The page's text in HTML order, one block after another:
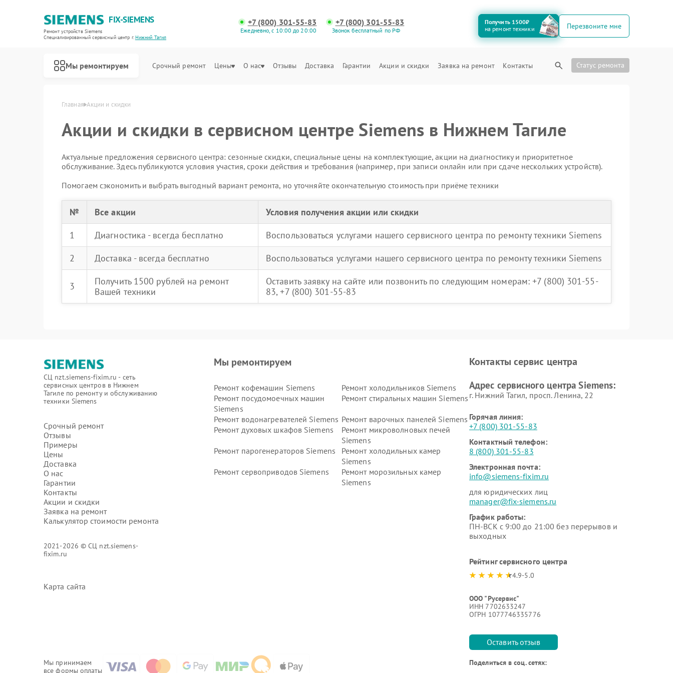
FIX-SIEMENS
Ремонт устройств Siemens
Специализированный cервисный центр г.Нижний Тагил
+7 (800) 301-55-83
Ежедневно, с 10:00 до 20:00
+7 (800) 301-55-83
Звонок бесплатный по РФ
Получить 1500₽
на ремонт техники
Перезвоните мне
Мы ремонтируем Срочный ремонт Цены О нас Отзывы Доставка Гарантии Акции и скидки Заявка на ремонт Контакты Статус ремонта
Главная Акции и скидки
Акции и скидки в сервисном центре Siemens в Нижнем Тагиле
Актуальные предложения сервисного центра: сезонные скидки, специальные цены на комплектующие, акции на диагностику и приоритетное
обслуживание. Здесь публикуются условия участия, сроки действия и требования (например, при записи онлайн или при сдаче нескольких устройств).
Помогаем сэкономить и выбрать выгодный вариант ремонта, но уточняйте окончательную стоимость при приёме техники
№ Все акции
Условия получения акции или скидки
1
Диагностика - всегда бесплатно
Воспользоваться услугами нашего сервисного центра по ремонту техники Siemens
2
Доставка - всегда бесплатно Воспользоваться услугами нашего сервисного центра по ремонту техники Siemens
3
Получить 1500 рублей на ремонт
Вашей техники
Оставить заявку на сайте или позвонить по следующим номерам: +7 (800) 301-55-
83, +7 (800) 301-55-83
СЦ nzt.siemens-fixim.ru - сеть
сервисных центров в Нижнем
Тагиле по ремонту и обслуживанию
техники Siemens
Срочный ремонт
Отзывы
Примеры
Цены
Доставка
О нас
Гарантии
Контакты
Акции и скидки
Заявка на ремонт
Калькулятор стоимости ремонта
2021-2026 © СЦ nzt.siemens-
fixim.ru
Карта сайта
Мы принимаем
все формы оплаты
Мы ремонтируем
Ремонт кофемашин Siemens
Ремонт холодильников Siemens
Ремонт посудомоечных машин
Siemens
Ремонт стиральных машин Siemens
Ремонт водонагревателей Siemens Ремонт варочных панелей Siemens
Ремонт духовых шкафов Siemens
Ремонт микроволновых печей
Siemens
Ремонт парогенераторов Siemens
Ремонт холодильных камер
Siemens
Ремонт сервоприводов Siemens
Ремонт морозильных камер
Siemens
Контакты сервис центра
Адрес сервисного центра Siemens:
г. Нижний Тагил, просп. Ленина, 22
Горячая линия:
+7 (800) 301-55-83
Контактный телефон:
8 (800) 301-55-83
Электронная почта:
info@siemens-fixim.ru
для юридических лиц
manager@fix-siemens.ru
График работы:
ПН-ВСК с 9:00 до 21:00 без перерывов и
выходных
Рейтинг сервисного центра
4.9-5.0
ООО "Русервис"
ИНН 7702633247
ОГРН 1077746335776
Оставить отзыв
Поделиться в соц. сетях: